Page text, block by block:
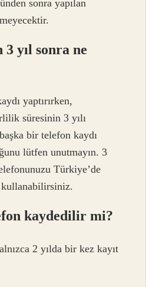
sonra yapılan
3 yıl sonra ne
yaptırırken,
süresinin 3 yılı
bir telefon kaydı
lütfen unutmayın. 3
Türkiye’de
kullanabilirsiniz.
kaydedilir mi?
2 yılda bir kez kayıt